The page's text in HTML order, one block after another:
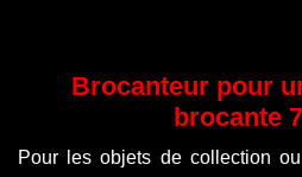
Brocanteur pour
brocante
Pour les objets de collection